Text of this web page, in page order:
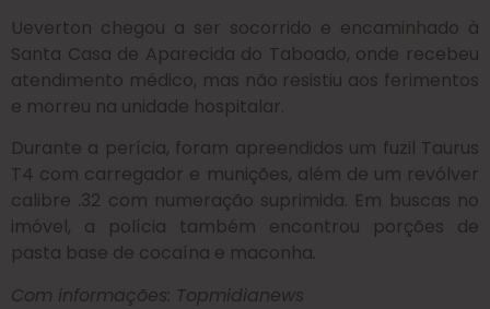
Ueverton chegou a ser socorrido e encaminhado à
Santa Casa de Aparecida do Taboado, onde recebeu
atendimento médico, mas não resistiu aos ferimentos
e morreu na unidade hospitalar.
Durante a perícia, foram apreendidos um fuzil Taurus
T4 com carregador e munições, além de um revólver
calibre .32 com numeração suprimida. Em buscas no
imóvel, a polícia também encontrou porções de
pasta base de cocaína e maconha
Com informações: Topmidianews